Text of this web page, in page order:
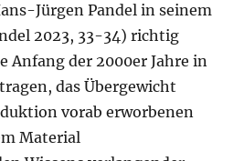
Jürgen Pandel in seinem
2023, 33-34) richtig
Anfang der 2000er Jahre in
das Übergewicht
vorab erworbenen
Material